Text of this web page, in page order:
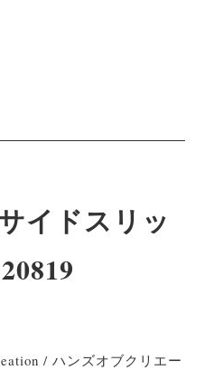
イドスリッ
/ ハンズオブクリエー